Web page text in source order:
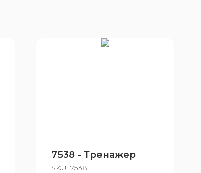
7538 - Тренажер
SKU: 7538